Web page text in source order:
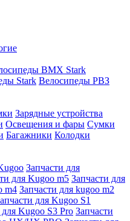
BMX Stark
Stark Велосипеды РВЗ
Зарядные устройства
Освещения и фары Сумки
Багажники Колодки
Запчасти для
для Kugoo m5 Запчасти для
m4 Запчасти для kugoo m2
для Kugoo S1
для Kugoo S3 Pro Запчасти